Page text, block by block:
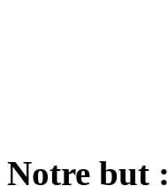
Notre but :